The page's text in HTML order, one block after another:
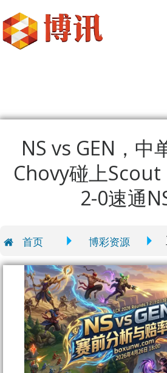
NS vs GEN，中
Chovy碰上Scout
2-0速通
首页 博彩资源